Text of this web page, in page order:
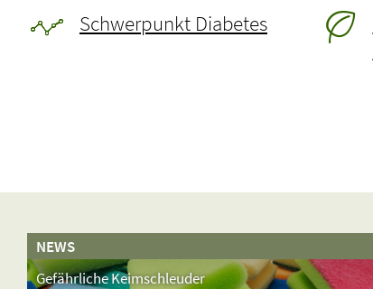
Schwerpunkt Diabetes
NEWS
Gefährliche Keimschleuder